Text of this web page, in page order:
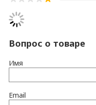
Вопрос о товаре
Имя
Email